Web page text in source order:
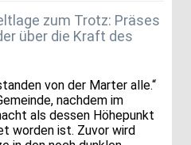
zum Trotz: Präses
über die Kraft des
von der Marter alle.“
nachdem im
als dessen Höhepunkt
worden ist. Zuvor wird